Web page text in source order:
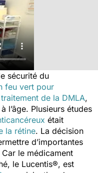
sécurité du
feu vert pour
de la DMLA,
l’âge. Plusieurs études
était
la rétine. La décision
d’importantes
le médicament
le Lucentis®, est